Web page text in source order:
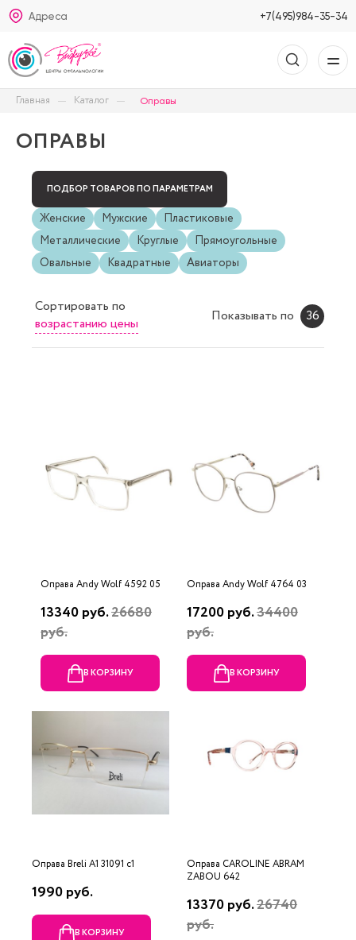
Адреса +7(495)984-35-34
Главная Каталог Оправы
ОПРАВЫ
ПОДБОР ТОВАРОВ ПО ПАРАМЕТРАМ
Женские Мужские
Пластиковые
Металлические
Круглые
Прямоугольные
Овальные
Квадратные Авиаторы
Сортировать по
возрастанию цены
Показывать по 36
Оправа Andy Wolf 4592 05
13340 руб.26680
руб.
В КОРЗИНУ
Оправа Andy Wolf 4764 03
17200 руб.34400
руб.
В КОРЗИНУ
Оправа Breli A1 31091 c1
1990 руб.
В КОРЗИНУ
Оправа CAROLINE ABRAM
ZABOU 642
13370 руб.26740
руб.